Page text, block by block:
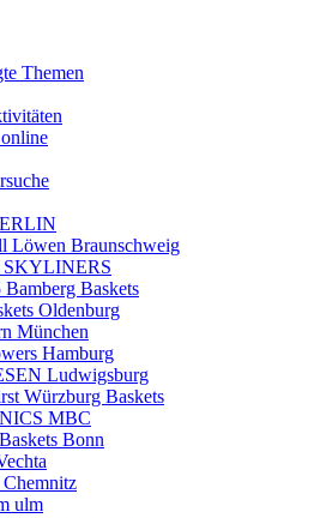
Themen
Löwen Braunschweig
SKYLINERS
Baskets
Oldenburg
München
Hamburg
Ludwigsburg
Würzburg Baskets
MBC
Bonn
ulm